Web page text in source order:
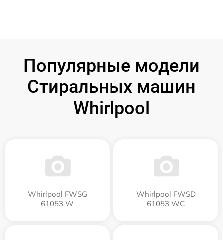
Популярные модели
Стиральных машин
Whirlpool
Whirlpool FWSG
61053 W
Whirlpool FWSD
61053 WC